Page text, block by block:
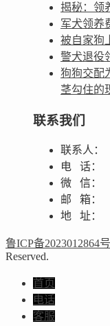
揭秘：领
军犬领养
被自家狗
警犬退役
狗狗交配
茎勾住的
联系我们
联系人：
电 话：
微 信：
邮 箱：
地 址：
鲁ICP备2023012864号
Reserved.
首页
电话
客服